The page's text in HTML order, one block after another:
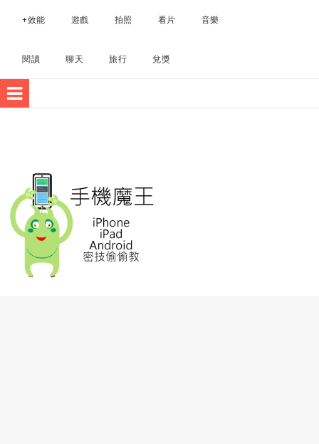
+效能 遊戲 拍照 看片 音樂
閱讀 聊天 旅行 兌獎